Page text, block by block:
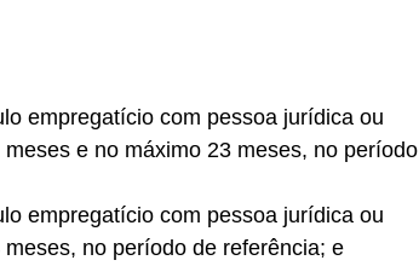
empregatício com pessoa jurídica ou
e no máximo 23 meses, no período
empregatício com pessoa jurídica ou
no período de referência; e